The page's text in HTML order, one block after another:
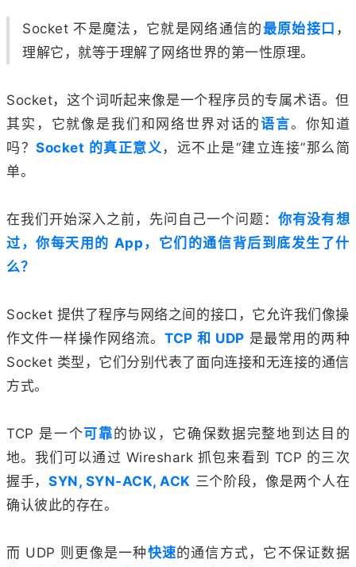
Socket 不是魔法，它就是网络通信的最原始接口 ，
理解它，就等于理解了网络世界的第一性原理。
Socket，这个词听起来像是一个程序员的专属术语。但
其实，它就像是我们和网络世界对话的语言。你知道
吗？ Socket 的真正意义 ，远不止是“建立连接”那么简
单。
在我们开始深入之前，先问自己一个问题：你有没有想
过，你每天用的 App，它们的通信背后到底发生了什
么？
Socket 提供了程序与网络之间的接口，它允许我们像操
作文件一样操作网络流。TCP 和 UDP 是最常用的两种
Socket 类型，它们分别代表了面向连接和无连接的通信
方式。
TCP 是一个可靠的协议，它确保数据完整地到达目的
地。我们可以通过 Wireshark 抓包来看到 TCP 的三次
握手，SYN, SYN-ACK, ACK 三个阶段，像是两个人在
确认彼此的存在。
而 UDP 则更像是一种快速的通信方式，它不保证数据